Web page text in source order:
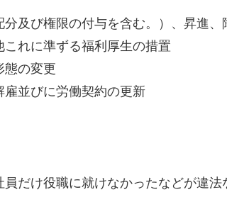
分及び権限の付与を含む。）、昇進、
れに準ずる福利厚生の措置
態の変更
雇並びに労働契約の更新
だけ役職に就けなかったなどが違